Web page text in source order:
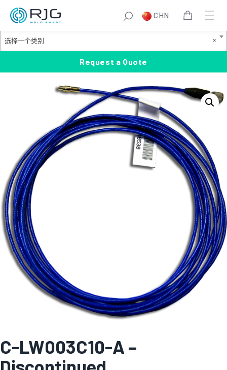
内
容
CHN
a
Product Categories
选
择
个
×
选择一个类别
Request a Quote
C-LW003C10-A –